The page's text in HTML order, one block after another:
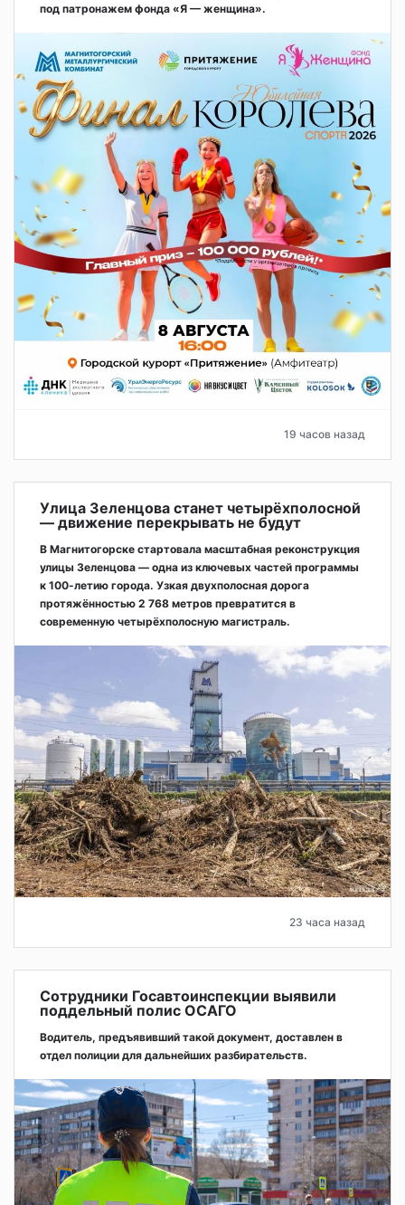
под патронажем фонда «Я — женщина».
19 часов назад
Улица Зеленцова станет четырёхполосной
— движение перекрывать не будут
В Магнитогорске стартовала масштабная реконструкция
улицы Зеленцова — одна из ключевых частей программы
к 100-летию города. Узкая двухполосная дорога
протяжённостью 2 768 метров превратится в
современную четырёхполосную магистраль.
23 часа назад
Сотрудники Госавтоинспекции выявили
поддельный полис ОСАГО
Водитель, предъявивший такой документ, доставлен в
отдел полиции для дальнейших разбирательств.